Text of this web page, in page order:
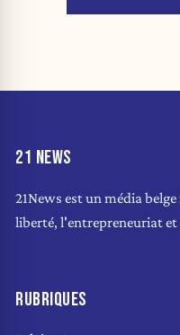
21 NEWS
21News est un média
liberté, l'entrepreneuriat
RUBRIQUES